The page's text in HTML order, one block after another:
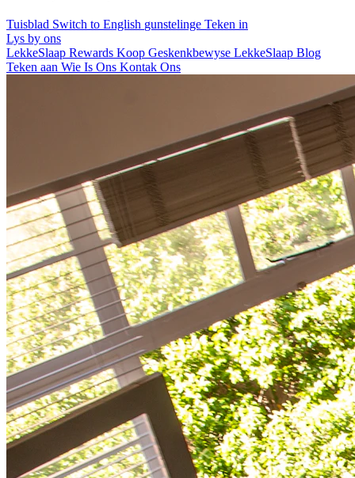
Tuisblad Switch to English gunstelinge Teken in
Lys by ons
LekkeSlaap Rewards Koop Geskenkbewyse LekkeSlaap Blog
Teken aan Wie Is Ons Kontak Ons